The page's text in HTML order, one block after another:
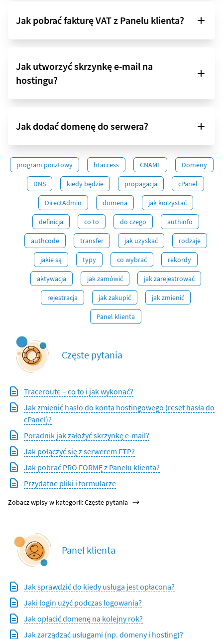
Jak pobrać fakturę VAT z Panelu klienta?
Jak utworzyć skrzynkę e-mail na
hostingu?
Jak dodać domenę do serwera?
program pocztowy htaccess CNAME Domeny
DNS kiedy będzie propagacja cPanel
DirectAdmin domena jak korzystać
definicja co to do czego authinfo
authcode transfer jak uzyskać rodzaje
jakie są typy co wybrać rekordy
aktywacja jak zamówić jak zarejestrować
rejestracja jak zakupić jak zmienić
Panel klienta
Częste pytania
Traceroute – co to i jak wykonać?
Jak zmienić hasło do konta hostingowego (reset hasła do
cPanel)?
Poradnik jak założyć skrzynkę e-mail?
Jak połączyć się z serwerem FTP?
Jak pobrać PRO FORMĘ z Panelu klienta?
Przydatne pliki i formularze
Zobacz wpisy w kategorii: Częste pytania
Panel klienta
Jak sprawdzić do kiedy usługa jest opłacona?
Jaki login użyć podczas logowania?
Jak opłacić domenę na kolejny rok?
Jak zarządzać usługami (np. domeny i hosting)?